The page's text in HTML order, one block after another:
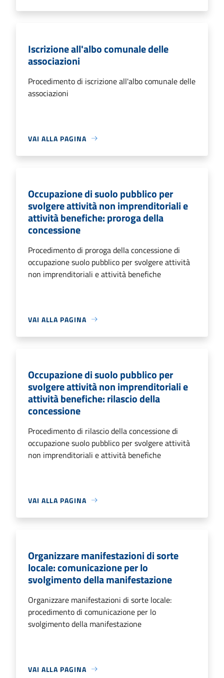
Iscrizione all'albo comunale delle
associazioni
Procedimento di iscrizione all'albo comunale delle
associazioni
VAI ALLA PAGINA
Occupazione di suolo pubblico per
svolgere attività non imprenditoriali e
attività benefiche: proroga della
concessione
Procedimento di proroga della concessione di
occupazione suolo pubblico per svolgere attività
non imprenditoriali e attività benefiche
VAI ALLA PAGINA
Occupazione di suolo pubblico per
svolgere attività non imprenditoriali e
attività benefiche: rilascio della
concessione
Procedimento di rilascio della concessione di
occupazione suolo pubblico per svolgere attività
non imprenditoriali e attività benefiche
VAI ALLA PAGINA
Organizzare manifestazioni di sorte
locale: comunicazione per lo
svolgimento della manifestazione
Organizzare manifestazioni di sorte locale:
procedimento di comunicazione per lo
svolgimento della manifestazione
VAI ALLA PAGINA